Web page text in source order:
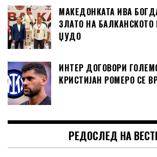
МАКЕДОНКАТА ИВА
ЗЛАТО НА БАЛКАНСКОТО
ЏУДО
ИНТЕР ДОГОВОРИ
КРИСТИЈАН РОМЕРО СЕ
РЕДОСЛЕД НА